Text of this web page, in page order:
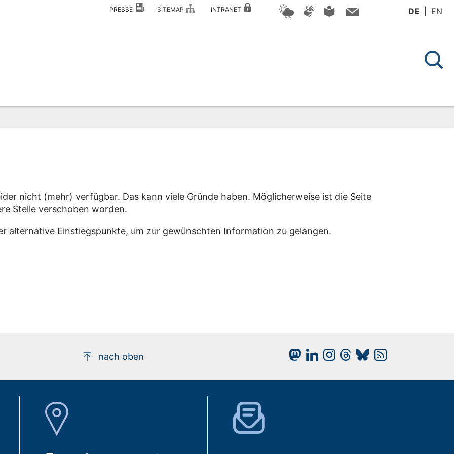
PRESSE SITEMAP INTRANET DE EN
nicht (mehr) verfügbar. Das kann viele Gründe haben. Möglicherweise ist die Seite
Stelle verschoben worden.
alternative Einstiegspunkte, um zur gewünschten Information zu gelangen.
nach oben